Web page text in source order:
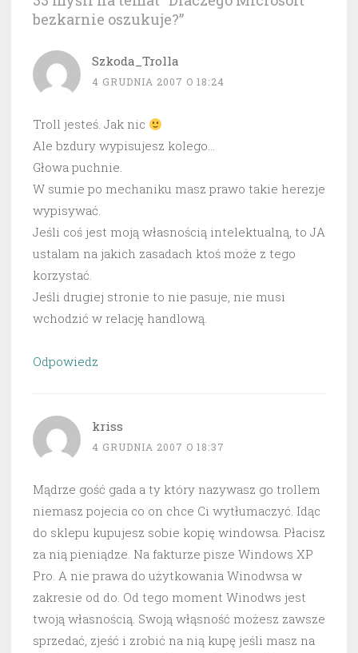
bezkarnie oszukuje?”
Szkoda_Trolla
4 GRUDNIA 2007 O 18:24
Troll jesteś. Jak nic
Ale bzdury wypisujesz kolego…
Głowa puchnie.
W sumie po mechaniku masz prawo takie herezje
wypisywać.
Jeśli coś jest moją własnością intelektualną, to JA
ustalam na jakich zasadach ktoś może z tego
korzystać.
Jeśli drugiej stronie to nie pasuje, nie musi
wchodzić w relację handlową.
Odpowiedz
kriss
4 GRUDNIA 2007 O 18:37
Mądrze gość gada a ty który nazywasz go trollem
niemasz pojecia co on chce Ci wytłumaczyć. Idąc
do sklepu kupujesz sobie kopię windowsa. Płacisz
za nią pieniądze. Na fakturze pisze Windows XP
Pro. A nie prawa do użytkowania Winodwsa w
zakresie od do. Od tego moment Winodws jest
twoją własnością. Swoją włąsność możesz zawsze
sprzedać, zjeść i zrobić na nią kupę jeśli masz na